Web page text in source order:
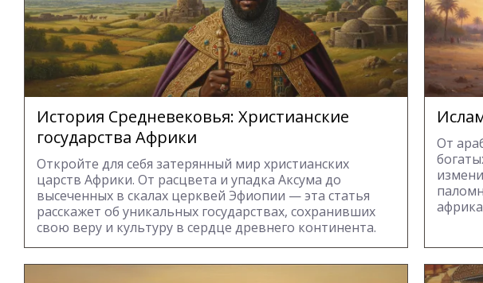
История Средневековья: Христианские
государства Африки
Откройте для себя затерянный мир христианских
царств Африки. От расцвета и упадка Аксума до
высеченных в скалах церквей Эфиопии — эта статья
расскажет об уникальных государствах, сохранивших
свою веру и культуру в сердце древнего континента.
От